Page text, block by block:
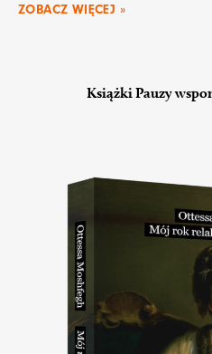
ZOBACZ WIĘCEJ »
Książki Pauzy